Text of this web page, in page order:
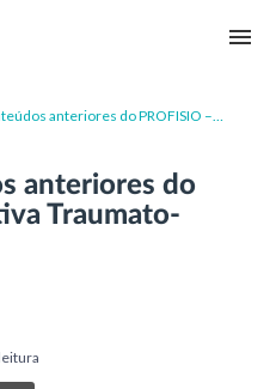
anteriores do PROFISIO –
anteriores do
Traumato-